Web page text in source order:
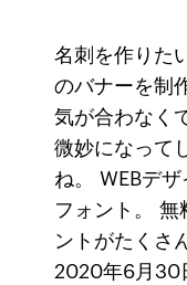
名刺を作りた
のバナーを制
気が合わなく
微妙になって
ね。 WEBデ
フォント。
ントがたくさ
2020年6月30